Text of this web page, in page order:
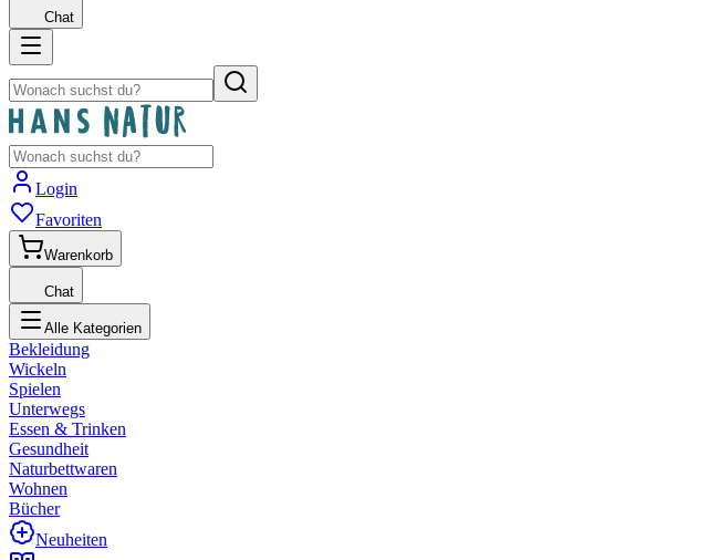
Chat
Login
Favoriten
Warenkorb
Chat
Alle Kategorien
Bekleidung
Wickeln
Spielen
Unterwegs
Essen & Trinken
Gesundheit
Naturbettwaren
Wohnen
Bücher
Neuheiten